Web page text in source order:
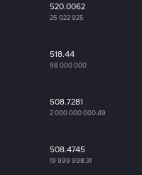
520.0062
25 022 925
518.44
98 000 000
508.7281
2 000 000 000.49
508.4745
19 999 998.31